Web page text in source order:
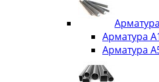
Арматура
Арматура
Арматура